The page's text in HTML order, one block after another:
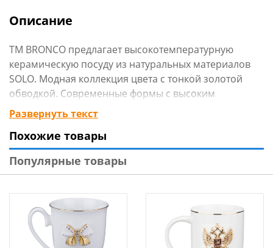
Описание
ТМ BRONCO предлагает высокотемпературную
керамическую посуду из натуральных материалов
SOLO. Модная коллекция цвета с тонкой золотой
обводкой. Современные формы с высоким
бортиком, удобные размеры. Все изделия покрыты
блестящей глазурью, нежные и выразительные,
легко сделают сервировку стола стильной и
ультрамодной. Посуда хороша как для ежедневного
использования, так и для торжественных случаев.
пищевыми продуктами. Не рекомендуется
использовать в микроволновой печи, можно мыть в
посудомоечной машине с применением мягких
неабразивных средств.
Развернуть текст
Похожие товары
Популярные товары